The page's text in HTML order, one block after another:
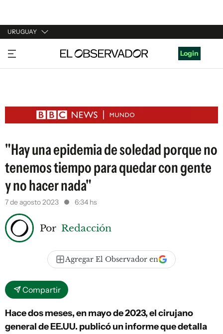
URUGUAY
URUGUAY
ARGENTINA
ESTADOS UNIDOS
Login
"Hay una epidemia de soledad porque no
tenemos tiempo para quedar con gente
y no hacer nada"
7 de agosto 2023 6:34 hs
Por Redacción
Agregar El Observador en
Compartir
Hace dos meses, en mayo de 2023, el cirujano
general de EE.UU. publicó un informe que detalla